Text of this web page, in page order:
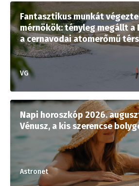
Fantasztikus munkát
mérnökök: tényleg megállt a
a cernavodai atomerőmű
VG
Napi horoszkóp 2026.
Vénusz, a kis szerencse
Astronet